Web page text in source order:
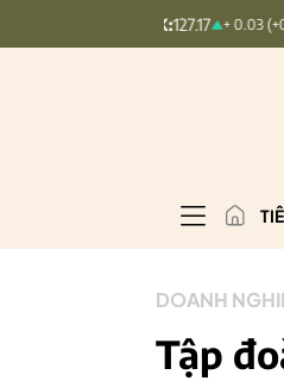
+ 0.03 (+0.02%)
DOANH
Tập